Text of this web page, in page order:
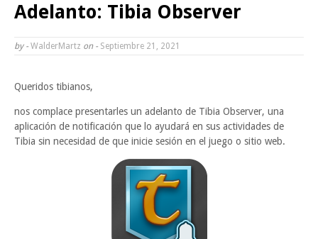
Adelanto: Tibia Observer
by - WalderMartz on - Septiembre 21, 2021
Queridos tibianos,
nos complace presentarles un adelanto de Tibia Observer, una
aplicación de notificación que lo ayudará en sus actividades de
Tibia sin necesidad de que inicie sesión en el juego o sitio web.